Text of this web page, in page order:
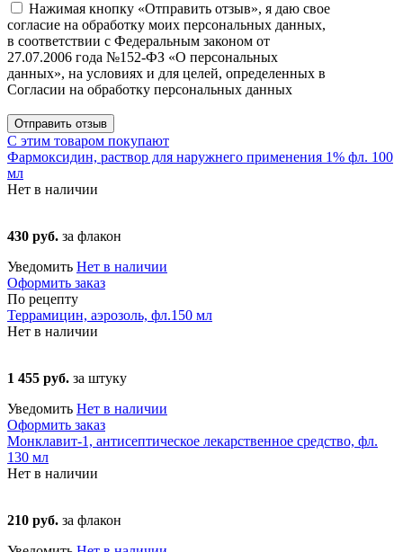
Нажимая кнопку «Отправить отзыв», я даю свое
согласие на обработку моих персональных данных,
в соответствии с Федеральным законом от
27.07.2006 года №152-ФЗ «О персональных
данных», на условиях и для целей, определенных в
Согласии на обработку персональных данных
Отправить отзыв
С этим товаром покупают
Фармоксидин, раствор для наружнего применения 1% фл. 100
мл
Нет в наличии
430 руб. за флакон
Уведомить Нет в наличии
Оформить заказ
По рецепту
Террамицин, аэрозоль, фл.150 мл
Нет в наличии
1 455 руб. за штуку
Уведомить Нет в наличии
Оформить заказ
Монклавит-1, антисептическое лекарственное средство, фл.
130 мл
Нет в наличии
210 руб. за флакон